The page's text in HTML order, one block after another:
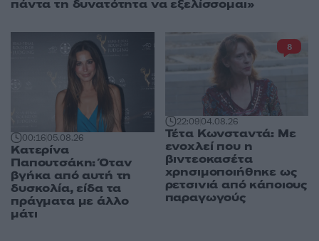
πάντα τη δυνατότητα να εξελίσσομαι»
00:1605.08.26
Κατερίνα
Παπουτσάκη: Όταν
βγήκα από αυτή τη
δυσκολία, είδα τα
πράγματα με άλλο
μάτι
22:0904.08.26
Τέτα Κωνσταντά: Με
ενοχλεί που η
βιντεοκασέτα
χρησιμοποιήθηκε ως
ρετσινιά από κάποιους
παραγωγούς
8